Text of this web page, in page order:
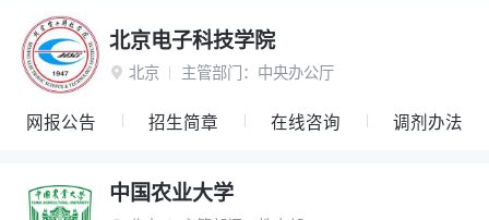
北京电子科技学院
 北京 主管部门： 中央办公厅
网报公告 招生简章 在线咨询 调剂办法
中国农业大学